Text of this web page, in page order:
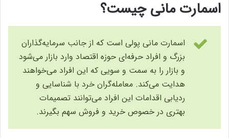
اسمارت مانی چیست؟
اسمارت مانی پولی است که از جانب سرمایه‌گذاران
بزرگ و افراد حرفه‌ای حوزه اقتصاد وارد بازار می‌شود
و بازار را به سمت و سویی که این افراد می‌خواهند
هدایت می‌کند. معامله‌گران خرد با شناسایی و
ردیابی اقدامات این افراد می‌توانند تصمیمات
بهتری در خصوص خرید و فروش سهم بگیرند.